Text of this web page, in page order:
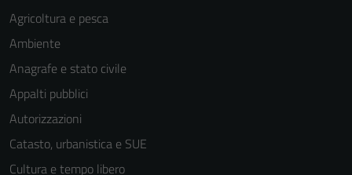
Agricoltura e pesca
Ambiente
Anagrafe e stato civile
Appalti pubblici
Autorizzazioni
Catasto, urbanistica e SUE
Cultura e tempo libero